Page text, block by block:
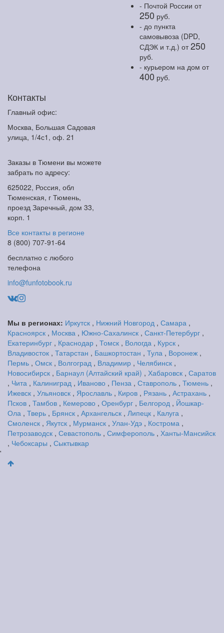
- Почтой России от
250 руб.
- до пункта
самовывоза (DPD,
СДЭК и т.д.) от250
руб.
- курьером на дом от
400 руб.
Контакты
Главный офис:
Москва, Большая Садовая
улица, 1/4с1, оф. 21
Заказы в Тюмени вы можете
забрать по адресу:
625022, Россия, обл
Тюменская, г Тюмень,
проезд Заречный, дом 33,
корп. 1
Все контакты в регионе
8 (800) 707-91-64
бесплатно с любого
телефона
info@funfotobook.ru
Мы в регионах: Иркутск , Нижний Новгород , Самара ,
Красноярск , Москва , Южно-Сахалинск , Санкт-Петербург ,
Екатеринбург , Краснодар , Томск , Вологда , Курск ,
Владивосток , Татарстан , Башкортостан , Тула , Воронеж ,
Пермь , Омск , Волгоград , Владимир , Челябинск ,
Новосибирск , Барнаул (Алтайский край) , Хабаровск , Саратов
, Чита , Калиниград , Иваново , Пенза , Ставрополь , Тюмень ,
Ижевск , Ульяновск , Ярославль , Киров , Рязань , Астрахань ,
Псков , Тамбов , Кемерово , Оренбург , Белгород , Йошкар-
Ола , Тверь , Брянск , Архангельск , Липецк , Калуга ,
Смоленск , Якутск , Мурманск , Улан-Удэ , Кострома ,
Петрозаводск , Севастополь , Симферополь , Ханты-Мансийск
, Чебоксары , Сыктывкар
'